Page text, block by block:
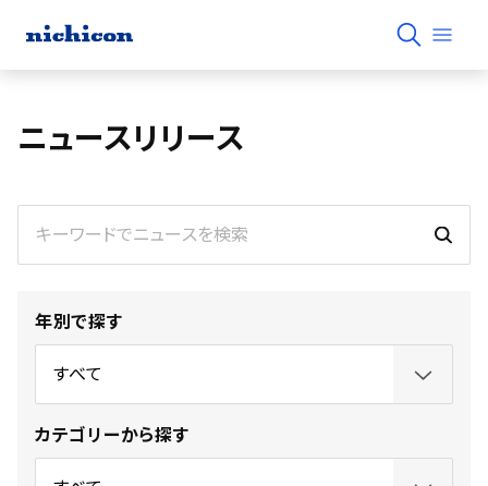
ニュースリリース
年別で探す
カテゴリーから探す